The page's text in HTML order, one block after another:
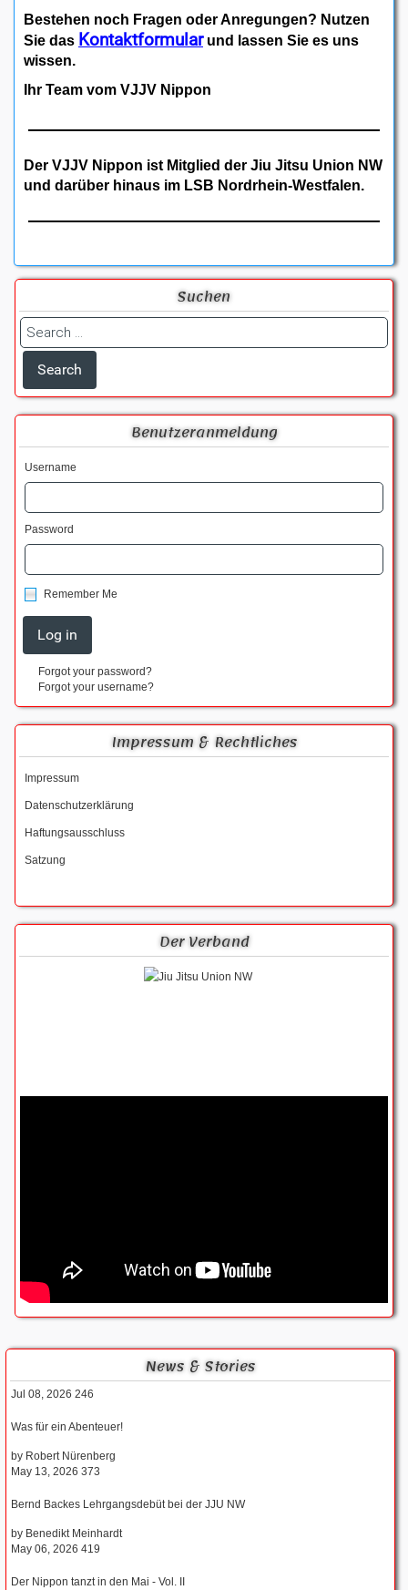
Bestehen noch Fragen oder Anregungen? Nutzen
Sie das Kontaktformularund lassen Sie es uns
wissen.
Ihr Team vom VJJV Nippon
Der VJJV Nippon ist Mitglied der Jiu Jitsu Union NW
und darüber hinaus im LSB Nordrhein-Westfalen.
Suchen
Benutzeranmeldung
Username
Password
Remember Me
Forgot your password?
Forgot your username?
Impressum & Rechtliches
Impressum
Datenschutzerklärung
Haftungsausschluss
Satzung
Der Verband
News & Stories
Jul 08, 2026 246
Was für ein Abenteuer!
by Robert Nürenberg
May 13, 2026 373
Bernd Backes Lehrgangsdebüt bei der JJU NW
by Benedikt Meinhardt
May 06, 2026 419
Der Nippon tanzt in den Mai - Vol. II